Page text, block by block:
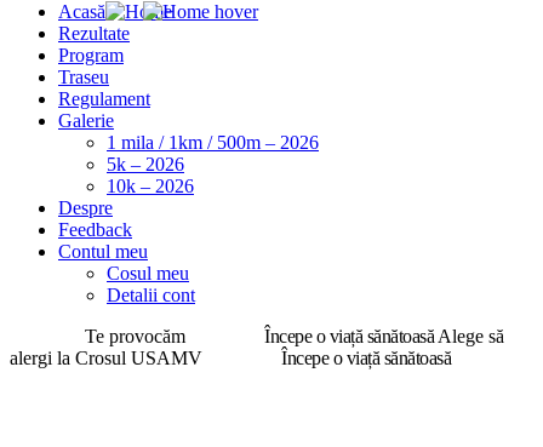
Acasă
Rezultate
Program
Traseu
Regulament
Galerie
1 mila / 1km / 500m – 2026
5k – 2026
10k – 2026
Despre
Feedback
Contul meu
Cosul meu
Detalii cont
Te provocăm Începe o viață sănătoasă Alege să
alergi la Crosul USAMV
Începe o viață sănătoasă